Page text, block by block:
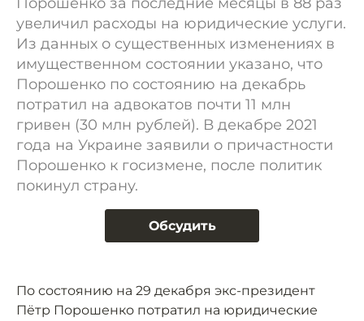
увеличил расходы на юридические услуги.
Из данных о существенных изменениях в
имущественном состоянии указано, что
Порошенко по состоянию на декабрь
потратил на адвокатов почти 11 млн
гривен (30 млн рублей). В декабре 2021
года на Украине заявили о причастности
Порошенко к госизмене, после политик
покинул страну.
Обсудить
По состоянию на 29 декабря экс-президент
Пётр Порошенко потратил на юридические